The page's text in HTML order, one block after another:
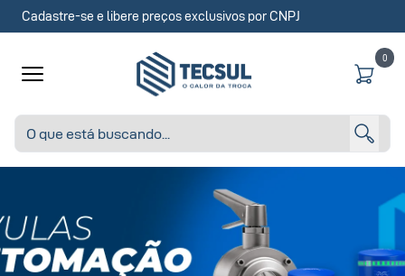
Cadastre-se e libere preços exclusivos por CNPJ
0